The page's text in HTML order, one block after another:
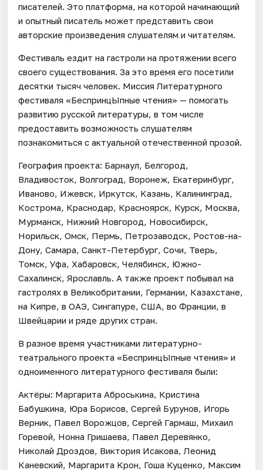
писателей. Это платформа, на которой начинающий
и опытный писатель может представить свои
авторские произведения слушателям и читателям.
Фестиваль ездит на гастроли на протяжении всего
своего существования. За это время его посетили
десятки тысяч человек. Миссия Литературного
фестиваля «БеспринцЫпные чтения» — помогать
развитию русской литературы, в том числе
предоставить возможность слушателям
познакомиться с актуальной отечественной прозой.
География проекта: Барнаул, Белгород,
Владивосток, Волгоград, Воронеж, Екатеринбург,
Иваново, Ижевск, Иркутск, Казань, Калининград,
Кострома, Краснодар, Красноярск, Курск, Москва,
Мурманск, Нижний Новгород, Новосибирск,
Норильск, Омск, Пермь, Петрозаводск, Ростов-на-
Дону, Самара, Санкт-Петербург, Сочи, Тверь,
Томск, Уфа, Хабаровск, Челябинск, Южно-
Сахалинск, Ярославль. А также проект побывал на
гастролях в Великобритании, Германии, Казахстане,
на Кипре, в ОАЭ, Сингапуре, США, во Франции, в
Швейцарии и ряде других стран.
В разное время участниками литературно-
театрального проекта «БеспринцЫпные чтения» и
одноименного литературного фестиваля были:
Актёры: Маргарита Аброськина, Кристина
Бабушкина, Юра Борисов, Сергей Бурунов, Игорь
Верник, Павел Ворожцов, Сергей Гармаш, Михаил
Горевой, Нонна Гришаева, Павел Деревянко,
Николай Дроздов, Виктория Исакова, Леонид
Каневский, Маргарита Крон, Гоша Куценко, Максим